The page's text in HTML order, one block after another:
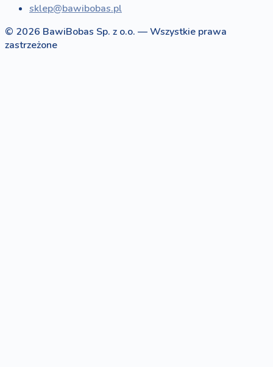
sklep@bawibobas.pl
© 2026 BawiBobas Sp. z o.o. — Wszystkie prawa
zastrzeżone